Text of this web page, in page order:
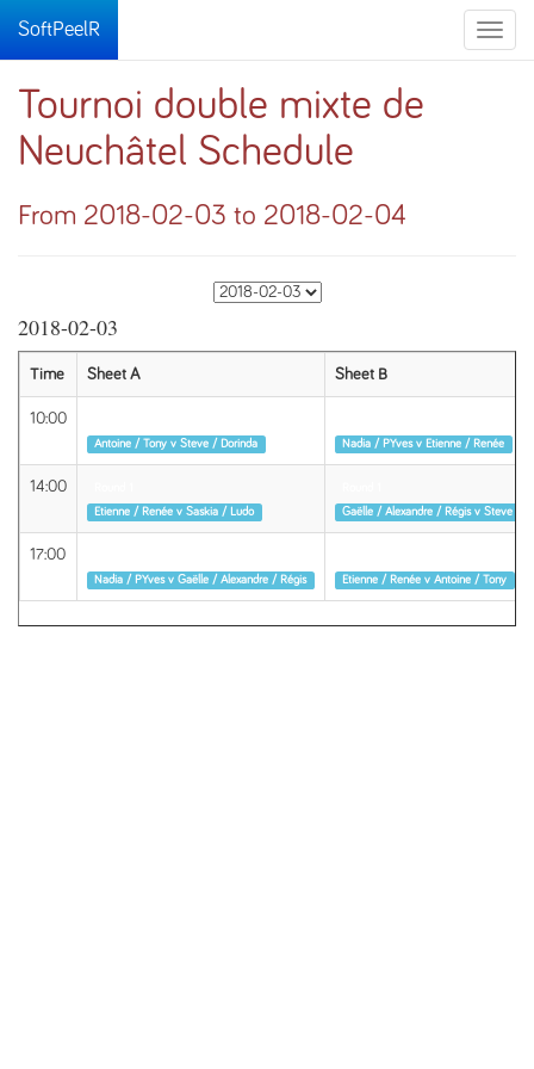
Toggle
SoftPeelR
Tournoi double mixte de
Neuchâtel Schedule
From 2018-02-03 to 2018-02-04
2018-02-03
Time Sheet A Sheet B
10:00
Antoine / Tony v Steve / Dorinda
Nadia / PYves v Etienne / Renée
14:00
Etienne / Renée v Saskia / Ludo
Gaëlle / Alexandre / Régis v Steve /
17:00
Nadia / PYves v Gaëlle / Alexandre / Régis
Etienne / Renée v Antoine / Tony